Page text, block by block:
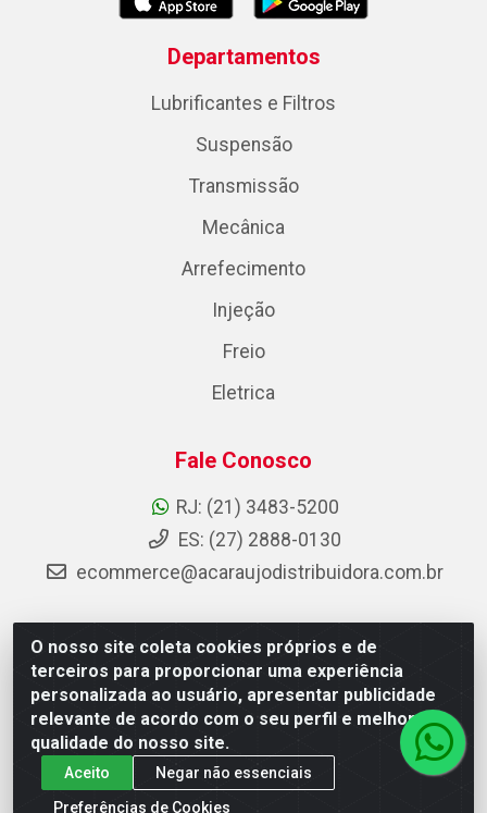
O nosso site coleta cookies próprios e de
terceiros para proporcionar uma experiência
personalizada ao usuário, apresentar publicidade
relevante de acordo com o seu perfil e melhorar a
qualidade do nosso site.
Aceito
Negar não essenciais
Preferências de Cookies
Departamentos
Lubrificantes e Filtros
Suspensão
Transmissão
Mecânica
Arrefecimento
Injeção
Freio
Eletrica
Fale Conosco
RJ: (21) 3483-5200
ES: (27) 2888-0130
ecommerce@acaraujodistribuidora.com.br
AC Araujo Distribuidora - Rua Carneiro de Campos, 42 -
São Cristóvão, Rio de Janeiro/RJ - CEP 20.920-410 -
CNPJ 08.744.753/0003-85